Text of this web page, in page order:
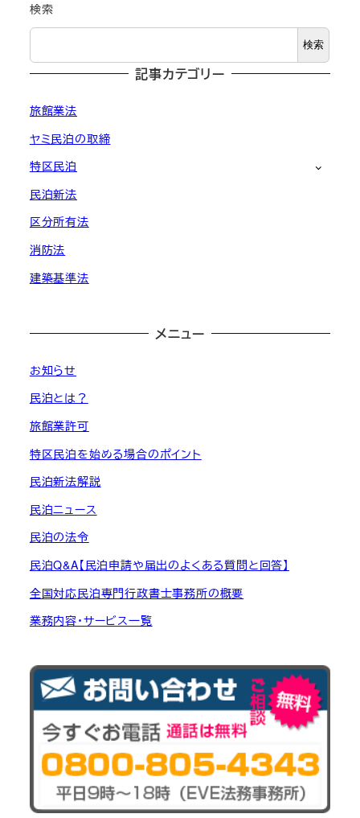
検索
検索
記事カテゴリー
旅館業法
ヤミ民泊の取締
特区民泊
民泊新法
区分所有法
消防法
建築基準法
メニュー
お知らせ
民泊とは？
旅館業許可
特区民泊を始める場合のポイント
民泊新法解説
民泊ニュース
民泊の法令
民泊Q&A【民泊申請や届出のよくある質問と回答】
全国対応民泊専門行政書士事務所の概要
業務内容・サービス一覧